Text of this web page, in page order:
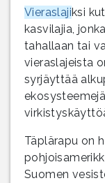
Vieraslajiksi
kasvilajia,
tahallaan tai
vieraslajeista
syrjäyttää
Täplärapu on
Suomen